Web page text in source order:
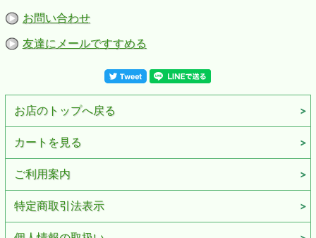
また、海外へのお土産にしても喜ばれそうです。
■サイズ約（当店計測値）：H56.4mm W38.3mm
D13.0mm、51ｇ（乾燥時）
■ケース：レギュラーケース
■付属品：ZIPPO社専用箱、ZIPPO社永久保証書
※お客様のご利用のブラウザの環境により商品の色合いが
実際のものと多少異なる場合がございますので、予めご了
承ください。
お問い合わせ
友達にメールですすめる
お店のトップへ戻る
カートを見る
ご利用案内
特定商取引法表示